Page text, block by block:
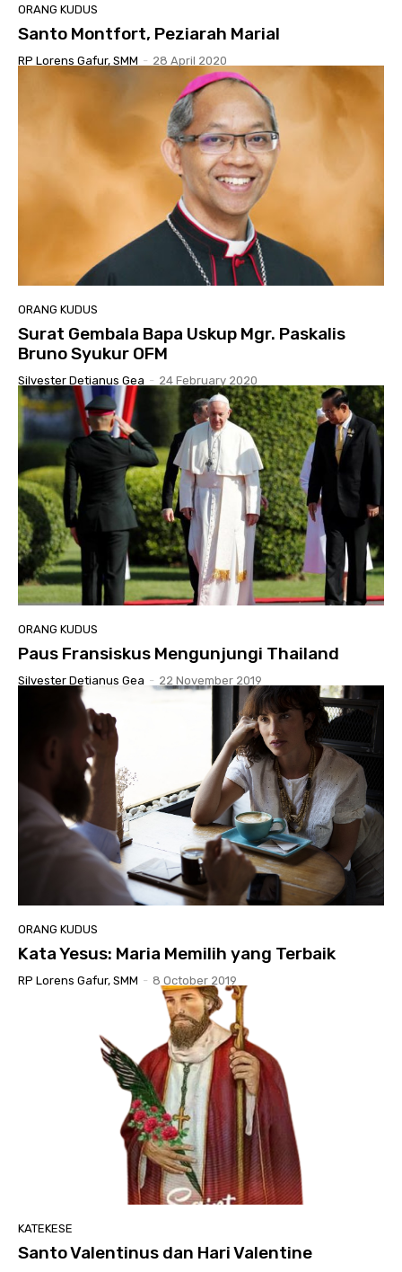
ORANG KUDUS
Santo Montfort, Peziarah Marial
RP Lorens Gafur, SMM - 28 April 2020
ORANG KUDUS
Surat Gembala Bapa Uskup Mgr. Paskalis
Bruno Syukur OFM
Silvester Detianus Gea - 24 February 2020
ORANG KUDUS
Paus Fransiskus Mengunjungi Thailand
Silvester Detianus Gea - 22 November 2019
ORANG KUDUS
Kata Yesus: Maria Memilih yang Terbaik
RP Lorens Gafur, SMM - 8 October 2019
KATEKESE
Santo Valentinus dan Hari Valentine